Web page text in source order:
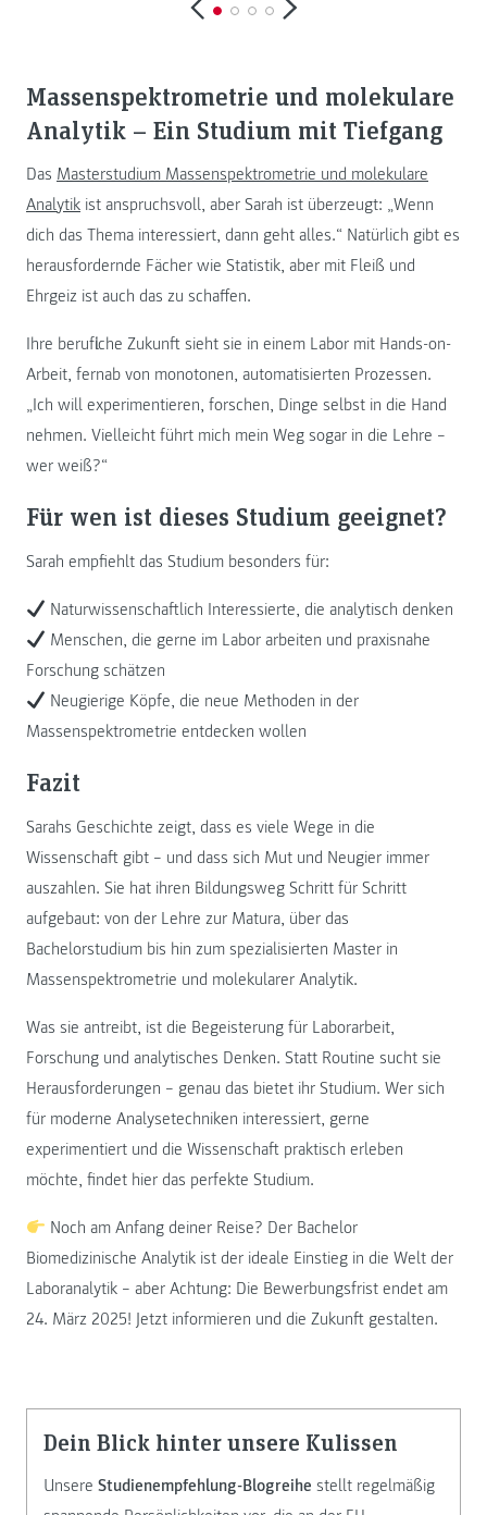
Massenspektrometrie und molekulare
Analytik – Ein Studium mit Tiefgang
Das Masterstudium Massenspektrometrie und molekulare
Analytik ist anspruchsvoll, aber Sarah ist überzeugt: „Wenn
dich das Thema interessiert, dann geht alles.“ Natürlich gibt es
herausfordernde Fächer wie Statistik, aber mit Fleiß und
Ehrgeiz ist auch das zu schaffen.
Ihre berufliche Zukunft sieht sie in einem Labor mit Hands-on-
Arbeit, fernab von monotonen, automatisierten Prozessen.
„Ich will experimentieren, forschen, Dinge selbst in die Hand
nehmen. Vielleicht führt mich mein Weg sogar in die Lehre –
wer weiß?“
Für wen ist dieses Studium geeignet?
Sarah empfiehlt das Studium besonders für:
Naturwissenschaftlich Interessierte, die analytisch denken
Menschen, die gerne im Labor arbeiten und praxisnahe
Forschung schätzen
Neugierige Köpfe, die neue Methoden in der
Massenspektrometrie entdecken wollen
Fazit
Sarahs Geschichte zeigt, dass es viele Wege in die
Wissenschaft gibt – und dass sich Mut und Neugier immer
auszahlen. Sie hat ihren Bildungsweg Schritt für Schritt
aufgebaut: von der Lehre zur Matura, über das
Bachelorstudium bis hin zum spezialisierten Master in
Massenspektrometrie und molekularer Analytik.
Was sie antreibt, ist die Begeisterung für Laborarbeit,
Forschung und analytisches Denken. Statt Routine sucht sie
Herausforderungen – genau das bietet ihr Studium. Wer sich
für moderne Analysetechniken interessiert, gerne
experimentiert und die Wissenschaft praktisch erleben
möchte, findet hier das perfekte Studium.
Noch am Anfang deiner Reise? Der Bachelor
Biomedizinische Analytik ist der ideale Einstieg in die Welt der
Laboranalytik – aber Achtung: Die Bewerbungsfrist endet am
24. März 2025! Jetzt informieren und die Zukunft gestalten.
Dein Blick hinter unsere Kulissen
Unsere Studienempfehlung-Blogreihe stellt regelmäßig